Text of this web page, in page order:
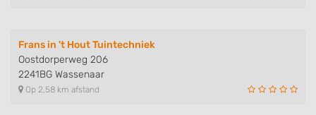
Frans in 't Hout Tuintechniek
Oostdorperweg 206
2241BG Wassenaar
Op 2,58 km afstand